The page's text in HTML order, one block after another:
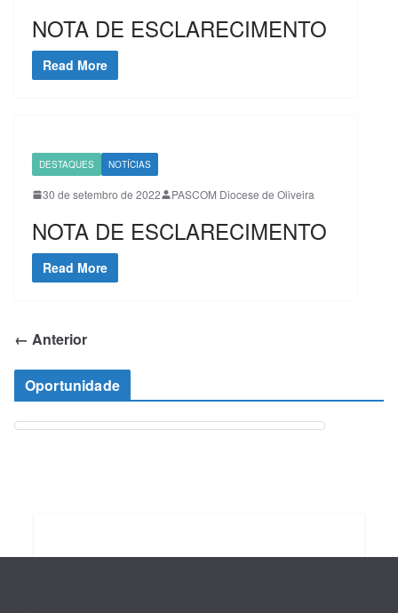
NOTA DE ESCLARECIMENTO
Read More
DESTAQUES NOTÍCIAS
30 de setembro de 2022 PASCOM Diocese de Oliveira
NOTA DE ESCLARECIMENTO
Read More
← Anterior
Oportunidade